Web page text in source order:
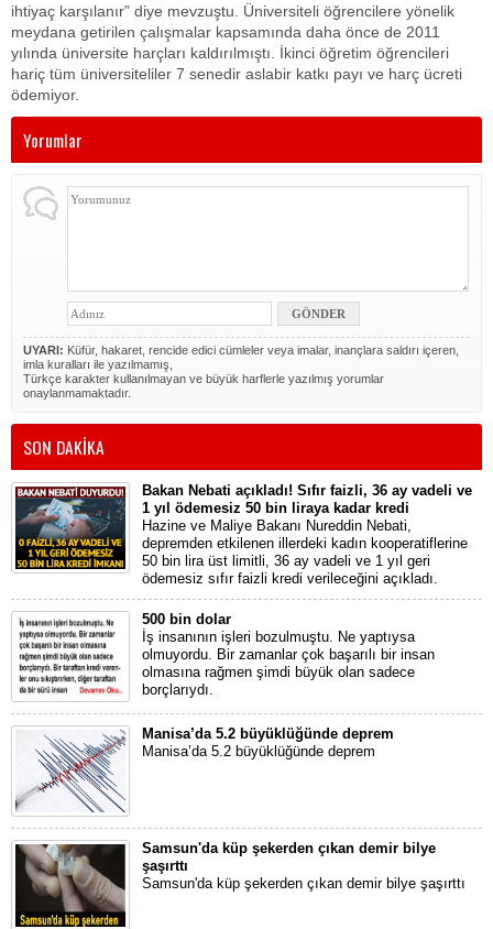
ihtiyaç karşılanır” diye mevzuştu. Üniversiteli öğrencilere yönelik
meydana getirilen çalışmalar kapsamında daha önce de 2011
yılında üniversite harçları kaldırılmıştı. İkinci öğretim öğrencileri
hariç tüm üniversiteliler 7 senedir aslabir katkı payı ve harç ücreti
ödemiyor.
Yorumlar
UYARI: Küfür, hakaret, rencide edici cümleler veya imalar, inançlara saldırı içeren,
imla kuralları ile yazılmamış,
Türkçe karakter kullanılmayan ve büyük harflerle yazılmış yorumlar
onaylanmamaktadır.
SON DAKİKA
Bakan Nebati açıkladı! Sıfır faizli, 36 ay vadeli ve
1 yıl ödemesiz 50 bin liraya kadar kredi
Hazine ve Maliye Bakanı Nureddin Nebati,
depremden etkilenen illerdeki kadın kooperatiflerine
50 bin lira üst limitli, 36 ay vadeli ve 1 yıl geri
ödemesiz sıfır faizli kredi verileceğini açıkladı.
500 bin dolar
İş insanının işleri bozulmuştu. Ne yaptıysa
olmuyordu. Bir zamanlar çok başarılı bir insan
olmasına rağmen şimdi büyük olan sadece
borçlarıydı.
Manisa’da 5.2 büyüklüğünde deprem
Manisa’da 5.2 büyüklüğünde deprem
Samsun'da küp şekerden çıkan demir bilye
şaşırttı
Samsun'da küp şekerden çıkan demir bilye şaşırttı